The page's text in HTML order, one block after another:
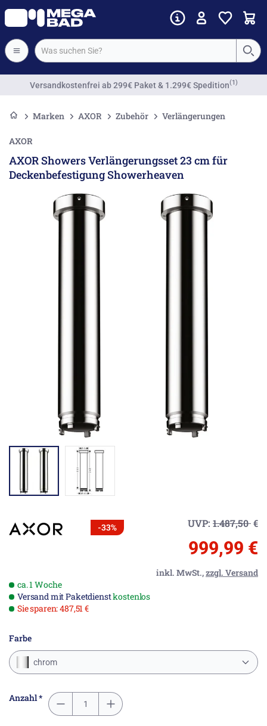
Versandkostenfrei ab 299€ Paket & 1.299€ Spedition(1)
Marken AXOR Zubehör Verlängerungen
AXOR
AXOR Showers Verlängerungsset 23 cm für
Deckenbefestigung Showerheaven
-33% UVP: 1.487,50€
999,99 €
inkl. MwSt.,zzgl. Versand
ca. 1 Woche
Versand mit Paketdienstkostenlos
Sie sparen: 487,51 €
Farbe
chrom
Anzahl *